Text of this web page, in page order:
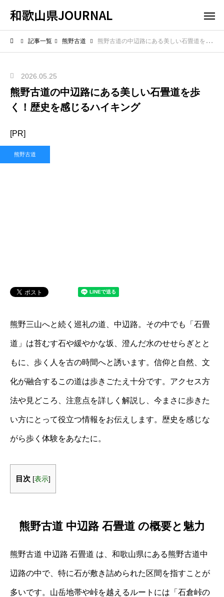
和歌山県JOURNAL
記事一覧 熊野古道 熊野古道の中辺路にある美しい石畳道を歩く！歴史を感じるハイキング
2026.05.25
熊野古道の中辺路にある美しい石畳道を歩
く！歴史を感じるハイキング
[PR]
熊野古道
熊野三山へと続く巡礼の道、中辺路。その中でも「石畳
道」は苔むす石や緩やかな坂、澄んだ水のせせらぎとと
もに、歩く人を古の時間へと誘います。信仰と自然、文
化が融合するこの道は歩きごたえ十分です。アクセス方
法や見どころ、注意点を詳しく解説し、今まさに歩きた
い方にとって役立つ情報をお伝えします。歴史を感じな
がら歩く体験をあなたに。
目次 [表示]
熊野古道 中辺路 石畳道 の概要と魅力
熊野古道 中辺路 石畳道 は、和歌山県にある熊野古道中
辺路の中で、特に石が敷き詰められた区間を指すことが
多いです。山岳地帯や峠を越えるルートには「石倉峠の